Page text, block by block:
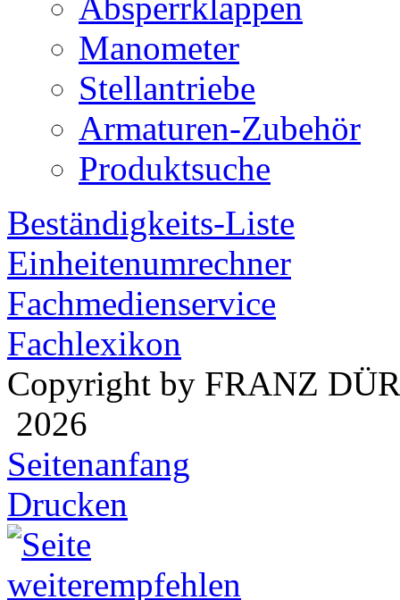
Manometer
Stellantriebe
Armaturen-Zubehör
Produktsuche
Beständigkeits-Liste
Einheitenumrechner
Fachmedienservice
Fachlexikon
Copyright by FRANZ
2026
Seitenanfang
Drucken